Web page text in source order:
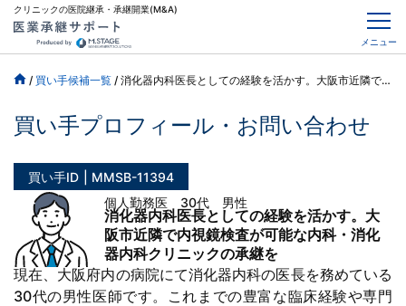
クリニックの医院継承・承継開業(M&A)
メニュー
/ 買い手候補一覧 / 消化器内科医長としての経験を活かす。大阪市近隣で内視鏡検査が可能な内科・消化器内科クリニックの承継を
買い手プロフィール・お問い合わせ
買い手ID
MMSB-11394
個人勤務医 30代 男性
消化器内科医長としての経験を活かす。大
阪市近隣で内視鏡検査が可能な内科・消化
器内科クリニックの承継を
現在、大阪府内の病院にて消化器内科の医長を務めている
30代の男性医師です。これまでの豊富な臨床経験や専門